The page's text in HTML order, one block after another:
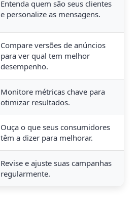
Entenda quem são seus clientes
e personalize as mensagens.
Compare versões de anúncios
para ver qual tem melhor
desempenho.
Monitore métricas chave para
otimizar resultados.
Ouça o que seus consumidores
têm a dizer para melhorar.
Revise e ajuste suas campanhas
regularmente.